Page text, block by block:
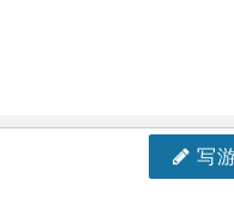
写